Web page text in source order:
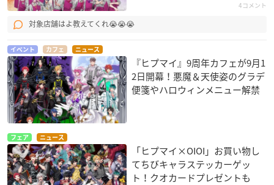
4コメント
対象店舗はよ教えてくれ😭😭😭
イベント カフェ ニュース
『ヒプマイ』9周年カフェが9月1
2日開幕！悪魔＆天使姿のグラデ
便箋やハロウィンメニュー解禁
フェア ニュース
「ヒプマイ×OIOI」お買い物し
てちびキャラステッカーゲッ
ト！クオカードプレゼントも